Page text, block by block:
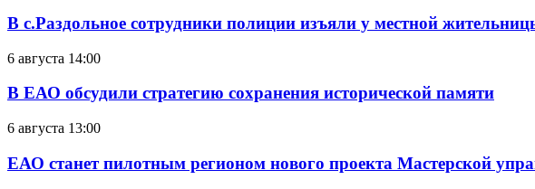
В с.Раздольное сотрудники полиции изъяли у местной
6 августа 14:00
В ЕАО обсудили стратегию сохранения исторической памяти
6 августа 13:00
ЕАО станет пилотным регионом нового проекта Мастерской